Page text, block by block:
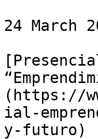
24 March
(https://
ial-
y-futuro)